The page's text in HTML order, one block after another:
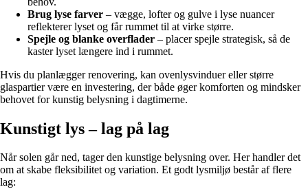
Brug lyse farver – vægge, lofter og gulve i lyse nuancer
reflekterer lyset og får rummet til at virke større.
Spejle og blanke overflader – placer spejle strategisk, så de
kaster lyset længere ind i rummet.
Hvis du planlægger renovering, kan ovenlysvinduer eller større
glaspartier være en investering, der både øger komforten og mindsker
behovet for kunstig belysning i dagtimerne.
Kunstigt lys – lag på lag
Når solen går ned, tager den kunstige belysning over. Her handler det
om at skabe fleksibilitet og variation. Et godt lysmiljø består af flere
lag: